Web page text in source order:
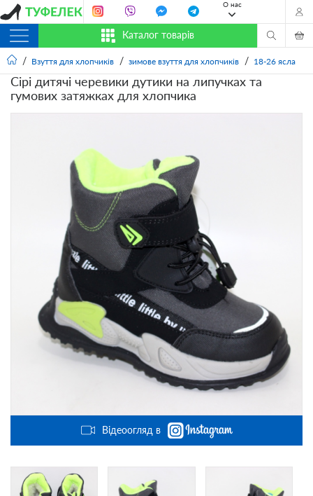
О нас
Каталог товарів
Взуття для хлопчиків зимове взуття для хлопчиків 18-26 ясла
Сірі дитячі черевики дутики на липучках та
гумових затяжках для хлопчика
Відеоогляд в